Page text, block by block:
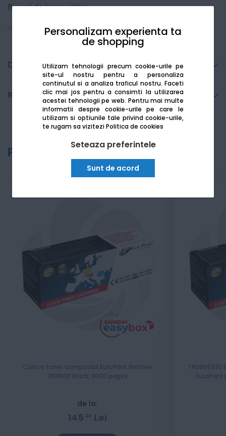
Personalizam experienta ta
de shopping
Utilizam tehnologii precum cookie-urile pe
site-ul nostru pentru a personaliza
continutul si a analiza traficul nostru. Faceti
clic mai jos pentru a consimti la utilizarea
acestei tehnologii pe web. Pentru mai multe
informatii despre cookie-urile pe care le
utilizam si optiunile tale privind cookie-urile,
te rugam sa viziteziPolitica de cookies
Seteaza preferintele
Sunt de acord
fluxuri de lucru critice.
Vezi mai mult
Detalii tehnice
Recenzii
Produse recomandate
Cartus toner compatibil EuroPrint Brother
TN3600 Black, 3000 pagini
de la:
145 20 Lei